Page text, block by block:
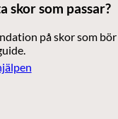
skor som passar?
på skor som